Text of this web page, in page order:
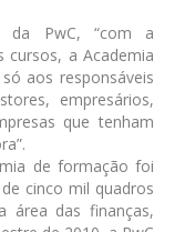
da PwC, “com a
cursos, a Academia
aos responsáveis
empresários,
que tenham
de formação foi
cinco mil quadros
área das finanças,